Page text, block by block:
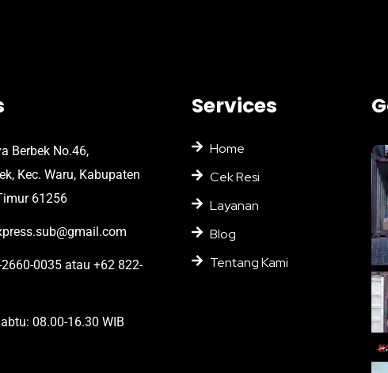
Berbek No.46,
Kec. Waru, Kabupaten
61256
0035 atau +62 822-
08.00-16.30 WIB
Services
Home
Cek Resi
Layanan
Blog
Tentang Kami